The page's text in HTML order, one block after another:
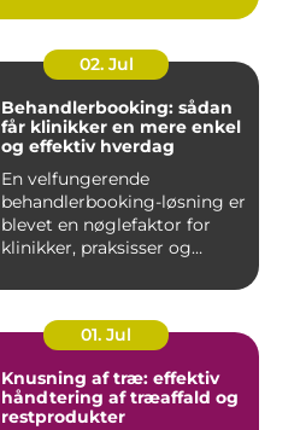
02. Jul
Behandlerbooking: sådan
får klinikker en mere enkel
og effektiv hverdag
En velfungerende
behandlerbooking-løsning er
blevet en nøglefaktor for
klinikker, praksisser og
01. Jul
Knusning af træ: effektiv
håndtering af træaffald og
restprodukter